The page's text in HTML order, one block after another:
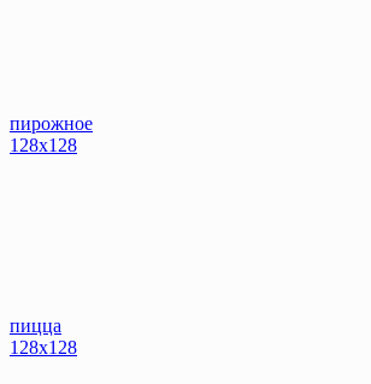
пирожное
128x128
пицца
128x128